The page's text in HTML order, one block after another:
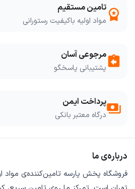
workspace_premium تامین مستقیم
مواد اولیه باکیفیت رستورانی
assignment_returnمرجوعی آسان
پشتیبانی پاسخگو
paymentsپرداخت ایمن
درگاه معتبر بانکی
درباره‌ی ما
فروشگاه پخش پارسه تامین‌کننده‌ی مواد